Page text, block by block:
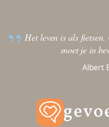
Het leven is als
moet je in
Albert